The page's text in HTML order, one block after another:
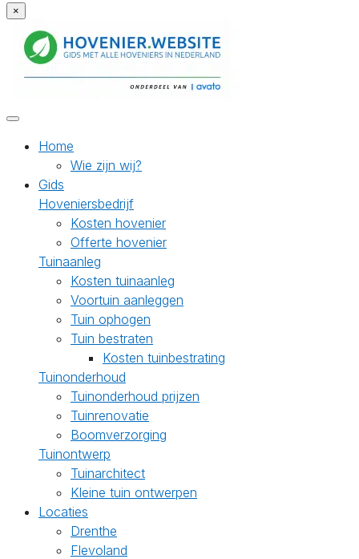
×
Home
Wie zijn wij?
Gids
Hoveniersbedrijf
Kosten hovenier
Offerte hovenier
Tuinaanleg
Kosten tuinaanleg
Voortuin aanleggen
Tuin ophogen
Tuin bestraten
Kosten tuinbestrating
Tuinonderhoud
Tuinonderhoud prijzen
Tuinrenovatie
Boomverzorging
Tuinontwerp
Tuinarchitect
Kleine tuin ontwerpen
Locaties
Drenthe
Flevoland